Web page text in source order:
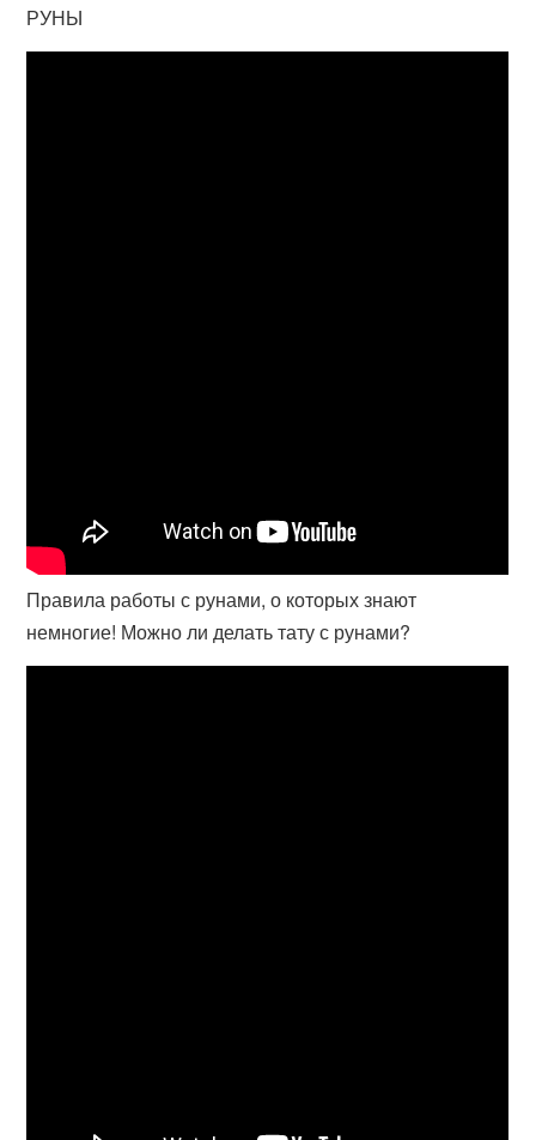
РУНЫ
Правила работы с рунами, о которых знают
немногие! Можно ли делать тату с рунами?